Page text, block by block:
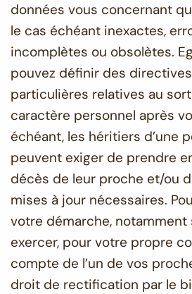
données vous concernant
le cas échéant inexactes,
incomplètes ou obsolètes.
pouvez définir des
particulières relatives au
caractère personnel après
échéant, les héritiers d’une
peuvent exiger de prendre
décès de leur proche et/ou
mises à jour nécessaires.
votre démarche, notamment
exercer, pour votre propre
compte de l’un de vos
droit de rectification par le